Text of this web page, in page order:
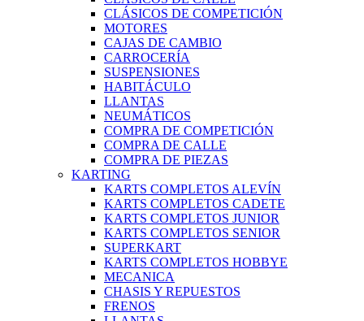
CLÁSICOS DE COMPETICIÓN
MOTORES
CAJAS DE CAMBIO
CARROCERÍA
SUSPENSIONES
HABITÁCULO
LLANTAS
NEUMÁTICOS
COMPRA DE COMPETICIÓN
COMPRA DE CALLE
COMPRA DE PIEZAS
KARTING
KARTS COMPLETOS ALEVÍN
KARTS COMPLETOS CADETE
KARTS COMPLETOS JUNIOR
KARTS COMPLETOS SENIOR
SUPERKART
KARTS COMPLETOS HOBBYE
MECANICA
CHASIS Y REPUESTOS
FRENOS